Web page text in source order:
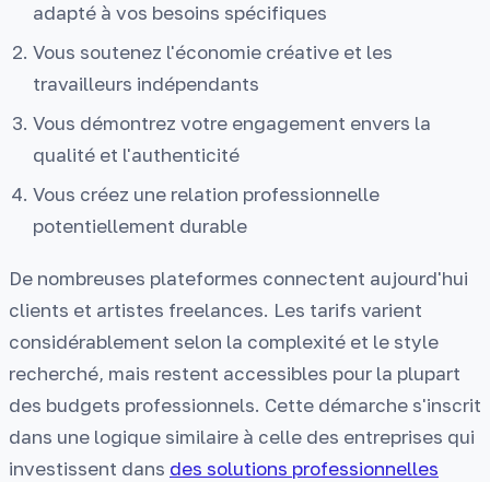
adapté à vos besoins spécifiques
Vous soutenez l'économie créative et les
travailleurs indépendants
Vous démontrez votre engagement envers la
qualité et l'authenticité
Vous créez une relation professionnelle
potentiellement durable
De nombreuses plateformes connectent aujourd'hui
clients et artistes freelances. Les tarifs varient
considérablement selon la complexité et le style
recherché, mais restent accessibles pour la plupart
des budgets professionnels. Cette démarche s'inscrit
dans une logique similaire à celle des entreprises qui
investissent dans des solutions professionnelles